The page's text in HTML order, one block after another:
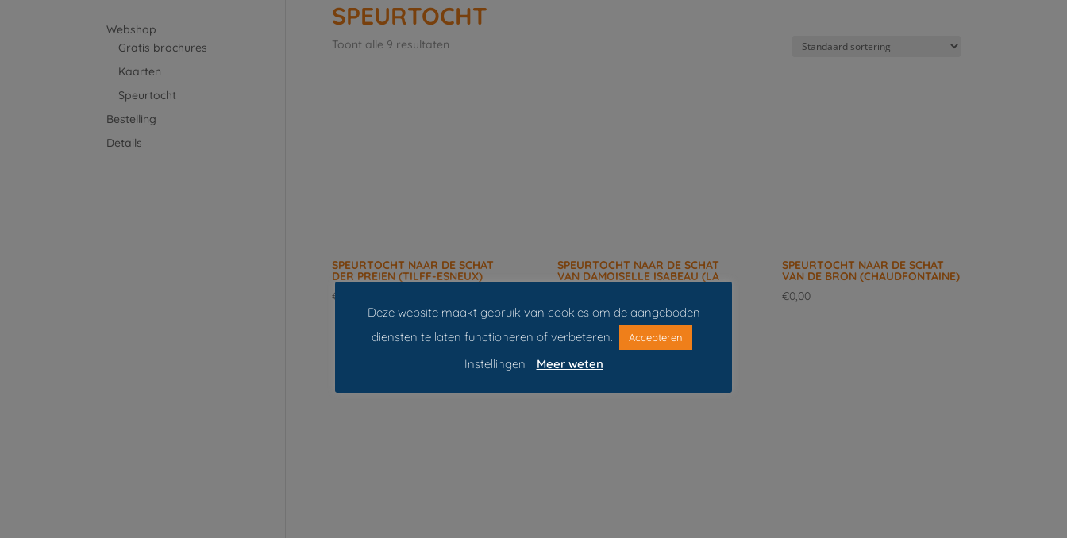
SPEURTOCHT
Toont alle 9 resultaten
SPEURTOCHT NAAR DE SCHAT
DER PREIEN (TILFF-ESNEUX)
€
SPEURTOCHT NAAR DE SCHAT
VAN DAMOISELLE ISABEAU (LA
€0,00
SPEURTOCHT NAAR DE SCHAT
VAN DE BRON (CHAUDFONTAINE)
€0,00
Webshop
Gratis brochures
Kaarten
Speurtocht
Bestelling
Details
Deze website maakt gebruik van cookies om de aangeboden
diensten te laten functioneren of verbeteren.
Accepteren
Instellingen Meer weten